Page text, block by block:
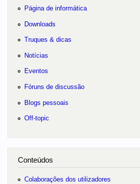
Página de informática
Downloads
Truques & dicas
Notícias
Eventos
Fóruns de discussão
Blogs pessoais
Off-topic
Conteúdos
Colaborações dos utilizadores